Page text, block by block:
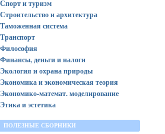
и туризм
и архитектура
система
деньги и налоги
и охрана природы
и экономическая теория
математ. моделирование
и эстетика
ПОЛЕЗНЫЕ СБОРНИКИ